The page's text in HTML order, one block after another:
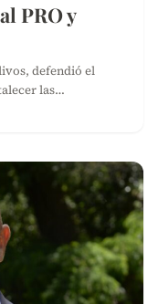
PRO y
defendió el
las…